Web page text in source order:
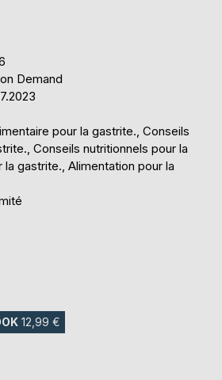
Demand
pour la gastrite., Conseils
Conseils nutritionnels pour la
gastrite., Alimentation pour la
12,99 €